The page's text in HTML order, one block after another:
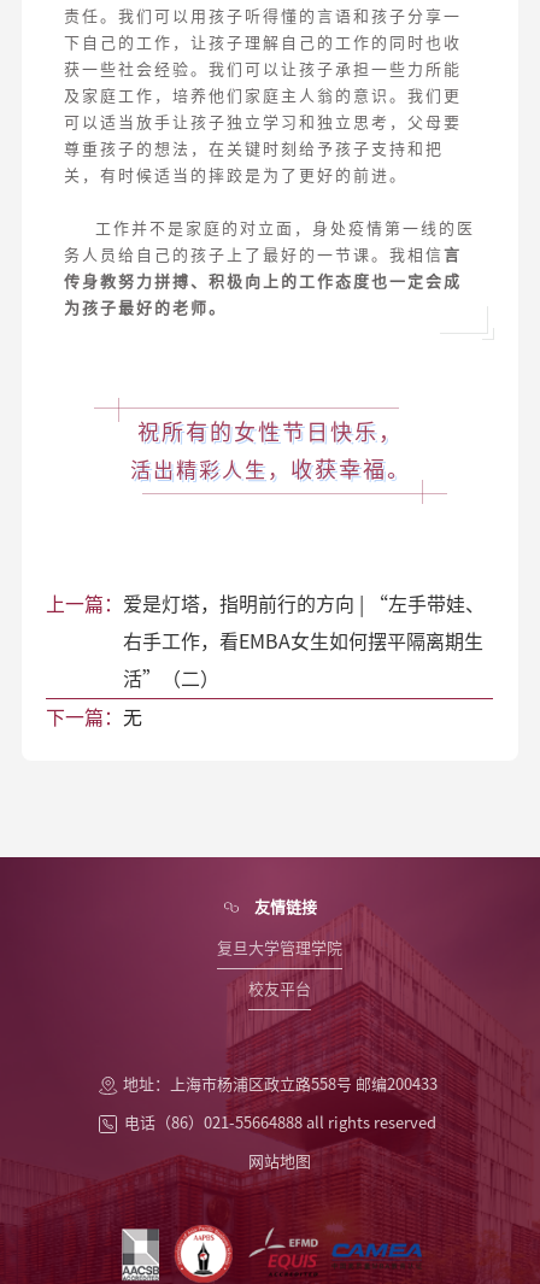
责任。我们可以用孩子听得懂的言语和孩子分享一
下自己的工作，让孩子理解自己的工作的同时也收
获一些社会经验。我们可以让孩子承担一些力所能
及家庭工作，培养他们家庭主人翁的意识。我们更
可以适当放手让孩子独立学习和独立思考，父母要
尊重孩子的想法，在关键时刻给予孩子支持和把
关，有时候适当的摔跤是为了更好的前进。
工作并不是家庭的对立面，身处疫情第一线的医
务人员给自己的孩子上了最好的一节课。我相信言
传身教努力拼搏、积极向上的工作态度也一定会成
为孩子最好的老师。
祝所有的女性节日快乐，
活出精彩人生， 收获幸福。
上一篇： 爱是灯塔，指明前行的方向 | “左手带娃、
右手工作，看EMBA女生如何摆平隔离期生
活”（二）
下一篇： 无
友情链接
复旦大学管理学院
校友平台
地址：上海市杨浦区政立路558号 邮编200433
电话（86）021-55664888 all rights reserved
网站地图